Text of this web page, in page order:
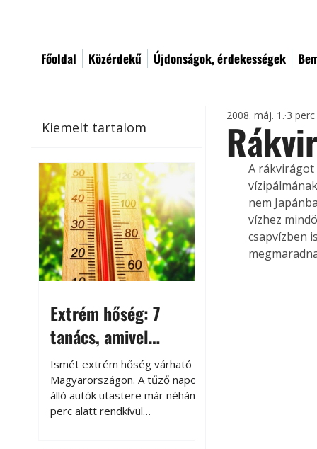
Főoldal Közérdekű Újdonságok, érdekességek
Kiemelt tartalom
Extrém hőség: 7
tanács, amivel
megóvhatjuk
autónkat a nyári
károktól
Ismét extrém hőség várható
Magyarországon. A tűző napon
álló autók utastere már néhány
perc alatt rendkívül
2008. máj. 1. 3
A rákvirágot
nem
vízhez
csapvízben